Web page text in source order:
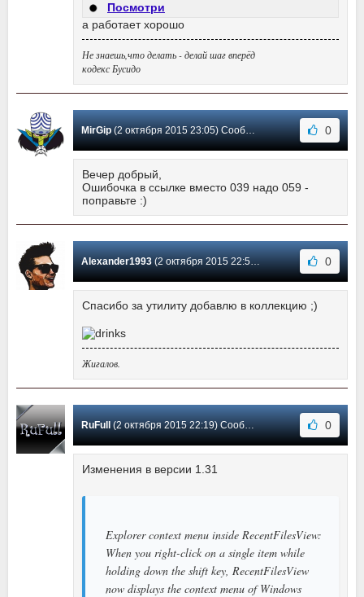
Посмотри
а работает хорошо
Не знаешь,что делать - делай шаг вперёд
кодекс Бусидо
MirGip(2 октября 2015 23:05) Сообщение #4 0
Вечер добрый,
Ошибочка в ссылке вместо 039 надо 059 -
поправьте :)
Alexander1993(2 октября 2015 22:53) Сообщение #3 0
Спасибо за утилиту добавлю в коллекцию ;)
Жигалов.
RuFull(2 октября 2015 22:19) Сообщение #2 0
Изменения в версии 1.31
Explorer context menu inside RecentFilesView:
When you right-click on a single item while
holding down the shift key, RecentFilesView
now displays the context menu of Windows